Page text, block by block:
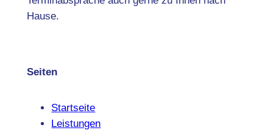
Hause.
Seiten
Startseite
Leistungen